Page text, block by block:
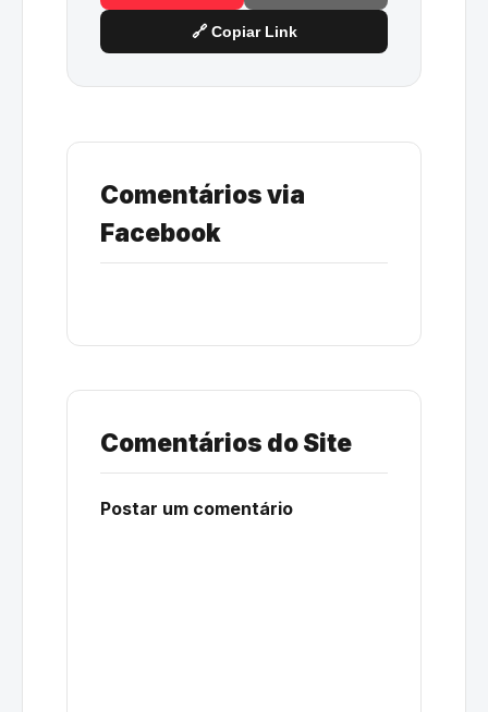
🔗 Copiar Link
Comentários via
Facebook
Comentários do Site
Postar um comentário